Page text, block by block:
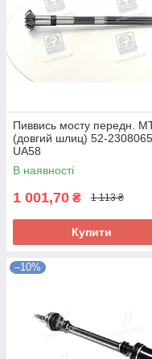
Пиввись мосту передн.
(довгий шлиц) 52-2308065
UA58
В наявності
1 001,70 ₴ 1 113 ₴
Купити
–10%